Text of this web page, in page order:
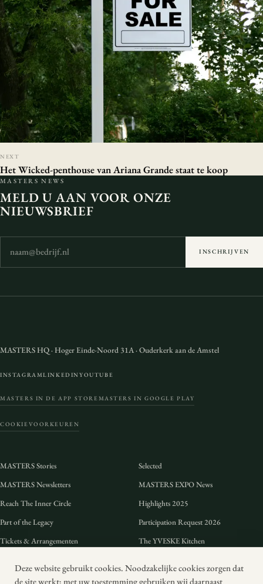
NEXT
Het Wicked-penthouse van Ariana Grande staat te koop
MASTERS NEWS
MELD U AAN VOOR ONZE
NIEUWSBRIEF
INSCHRIJVEN
MASTERS HQ·Hoger Einde-Noord 31A·Ouderkerk aan de Amstel
INSTAGRAMLINKEDINYOUTUBE
MASTERS IN DE APP STOREMASTERS IN GOOGLE PLAY
COOKIEVOORKEUREN
MASTERS Stories
Selected
MASTERS Newsletters
MASTERS EXPO News
Reach The Inner Circle
Highlights 2025
Part of the Legacy
Participation Request 2026
Tickets & Arrangementen
The YVESKE Kitchen
Duurzaamheid
Voorwaarden
Deze website gebruikt cookies. Noodzakelijke cookies zorgen dat
de site werkt; met uw toestemming gebruiken wij daarnaast